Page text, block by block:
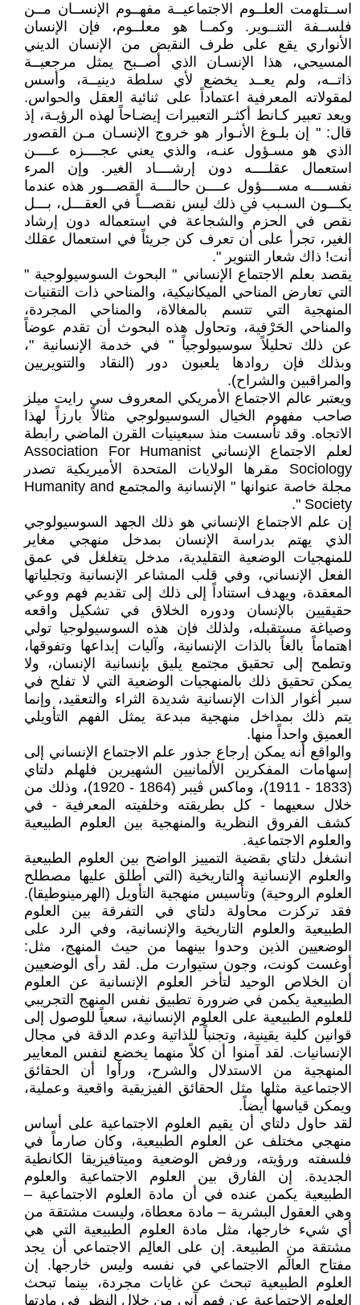
اﺳــﺘﻠﻬمت اﻟﻌﻠــﻮم اﻻﺟﺘﻤﺎﻋﻴــﺔ ﻣﻔﻬــﻮم اﻹﻧﺴــﺎن ﻣــﻦ
ﻓﻠﺴــﻔﺔ اﻟﺘﻨــﻮﻳﺮ. وﻛﻤــﺎ هو ﻣﻌﻠــﻮم، فإن اﻹﻧﺴﺎن
اﻷﻧﻮاري ﻳﻘﻊ ﻋﻠﻰ ﻃﺮف اﻟﻨﻘيض ﻣﻦ اﻹﻧﺴﺎن الديني
المسيحي، هذا اﻹﻧﺴـﺎن اﻟذي أﺻــﺒﺢ يمثل ﻣﺮﺟﻌﻴــﺔ
ذاﺗــﻪ، ولم ﻳﻌــﺪ يخضع ﻷي سلطة دﻳﻨﻴــﺔ، وأسس
لمقولاته المعرفية اﻋﺘﻤﺎداً ﻋﻠﻰ ﺛﻨﺎﺋﻴﺔ اﻟﻌﻘﻞ واﳊﻮاس.
ويعد تعبير ﻛـﺎﻧﻂ أﻛﺜـﺮ التعبيرات إﻳﻀـﺎﺣﺎً لهذه اﻟﺮؤﻳـﺔ، إذ
ﻗﺎل: " إن ﺑﻠـﻮغ اﻷﻧـﻮار هو خروج اﻹﻧﺴـﺎن ﻣـﻦ اﻟﻘﺼور
اﻟذي هو ﻣﺴـﺆول ﻋﻨـﻪ، والذي يعني ﻋﺠــــﺰﻩ ﻋــــﻦ
استعمال ﻋﻘﻠــــﻪ دون إرﺷــــﺎد الغير. وإن المرء
ﻧﻔﺴــــﻪ ﻣﺴــــﺆول ﻋــــﻦ ﺣﺎﻟــــﺔ اﻟﻘﺼـــﻮر هذه عندما
ﻳﻜـــﻮن اﻟﺴـبب ﰲ ذلك ليس ﻧﻘﺼـــﺎً في اﻟﻌﻘـــﻞ، ﺑـــﻞ
نقص في الحزم واﻟﺸﺠﺎﻋﺔ في اﺳﺘﻌﻤﺎﻟﻪ دون إرﺷﺎد
الغير، تجرأ على أن تعرف كن جريئاً في استعمال عقلك
أنت! ذاك شعار التنوير ".
يقصد بعلم الاجتماع الإنساني " البحوث السوسيولوجية "
التي تعارض المناحي الميكانيكية، والمناحي ذات التقنيات
المنهجية التي تتسم بالمغالاة، والمناحي المجردة،
والمناحي الحَرْفية، وتحاول هذه البحوث أن تقدم عوضاً
عن ذلك تحليلاً سوسيولوجياً " في خدمة الإنسانية "،
وبذلك فإن روادها يلعبون دور (النقاد والتنويريين
والمراقبين والشراح).
ويعتبر عالم الاجتماع الأمريكي المعروف سي رايت ميلز
صاحب مفهوم الخيال السوسيولوجي مثالاً بارزاً لهذا
الاتجاه. وقد تأسست منذ سبعينيات القرن الماضي رابطة
لعلم الاجتماع الإنساني Association For Humanist
Sociology مقرها الولايات المتحدة الأميريكية تصدر
مجلة خاصة عنوانها " الإنسانية والمجتمع Humanity and
Society ".
إن علم الاجتماع الإنساني هو ذلك الجهد السوسيولوجي
الذي يهتم بدراسة الإنسان بمدخل منهجي مغاير
للمنهجيات الوضعية التقليدية، مدخل يتغلغل في عمق
الفعل الإنساني، وفي قلب المشاعر الإنسانية وتجلياتها
المعقدة، ويهدف استناداً إلى ذلك إلى تقديم فهم ووعي
حقيقيين بالإنسان ودوره الخلاق في تشكيل واقعه
وصياغة مستقبله، ولذلك فإن هذه السوسيولوجيا تولي
اهتماماً بالغاً بالذات الإنسانية، وآليات إبداعها وتفوقها،
وتطمح إلى تحقيق مجتمع يليق بإنسانية الإنسان، ولا
يمكن تحقيق ذلك بالمنهجيات الوضعية التي لا تفلح في
سبر أغوار الذات الإنسانية شديدة الثراء والتعقيد، وإنما
يتم ذلك بمداخل منهجية مبدعة يمثل الفهم التأويلي
العميق واحداً منها.
والواقع أنه يمكن إرجاع جذور علم الاجتماع الإنساني إلى
إسهامات المفكرين الألمانيين الشهيرين فلهلم دلتاي
(1833 - 1911)، وماكس ڨيبر (1864 - 1920)، وذلك من
خلال سعيهما - كل بطريقته وخلفيته المعرفية - في
كشف الفروق النظرية والمنهجية بين العلوم الطبيعية
والعلوم الاجتماعية.
انشغل دلتاي بقضية التمييز الواضح بين العلوم الطبيعية
والعلوم الإنسانية والتاريخية (التي أطلق عليها مصطلح
العلوم الروحية) وتأسيس منهجية التأويل (الهرمينوطيقا).
فقد تركزت محاولة دلتاي في التفرقة بين العلوم
الطبيعية والعلوم التاريخية والإنسانية، وفي الرد على
الوضعيين الذين وحدوا بينهما من حيث المنهج، مثل:
أوغست كونت، وجون ستيوارت مل. لقد رأى الوضعيين
أن الخلاص الوحيد لتأخر العلوم الإنسانية عن العلوم
الطبيعية يكمن في ضرورة تطبيق نفس المنهج التجريبي
للعلوم الطبيعية على العلوم الإنسانية، سعياً للوصول إلى
قوانين كلية يقينية، وتجنباً للذاتية وعدم الدقة في مجال
الإنسانيات. لقد آمنوا أن كلاً منهما يخضع لنفس المعايير
المنهجية من الاستدلال والشرح، ورأوا أن الحقائق
الاجتماعية مثلها مثل الحقائق الفيزيقية واقعية وعملية،
ويمكن قياسها أيضاً.
لقد حاول دلتاي أن يقيم العلوم الاجتماعية على أساس
منهجي مختلف عن العلوم الطبيعية، وكان صارماً في
فلسفته ورؤيته، ورفض الوضعية وميتافيزيقا الكانطية
الجديدة. إن الفارق بين العلوم الاجتماعية والعلوم
الطبيعية يكمن عنده في أن مادة العلوم الاجتماعية –
وهي العقول البشرية – مادة معطاة، وليست مشتقة من
أي شيء خارجها، مثل مادة العلوم الطبيعية التي هي
مشتقة من الطبيعة. إن على العالِم الاجتماعي أن يجد
مفتاح العالَم الاجتماعي في نفسه وليس خارجها. إن
العلوم الطبيعية تبحث عن غايات مجردة، بينما تبحث
العلوم الاجتماعية عن فهم آني من خلال النظر في مادتها